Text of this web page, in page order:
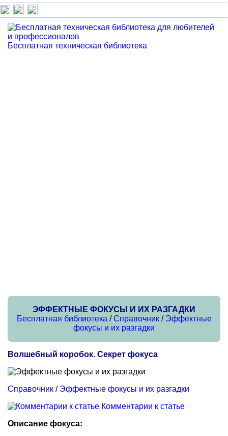
Бесплатная техническая библиотека
ЭФФЕКТНЫЕ ФОКУСЫ И ИХ РАЗГАДКИ
Бесплатная библиотека /Справочник/ Эффектные
фокусы и их разгадки
Волшебный коробок. Секрет фокуса
Справочник / Эффектные фокусы и их разгадки
Комментарии к статье
Описание фокуса: